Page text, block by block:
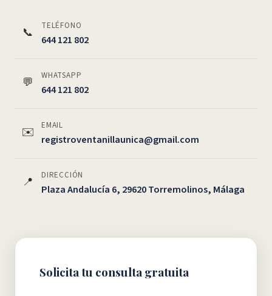
📞 TELÉFONO
644 121 802
💬 WHATSAPP
644 121 802
✉️ EMAIL
registroventanillaunica@gmail.com
📍 DIRECCIÓN
Plaza Andalucía 6, 29620 Torremolinos, Málaga
Solicita tu consulta gratuita